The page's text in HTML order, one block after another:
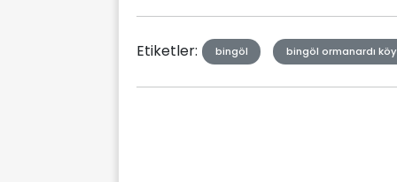
Etiketler: bingöl bingöl ormanardı